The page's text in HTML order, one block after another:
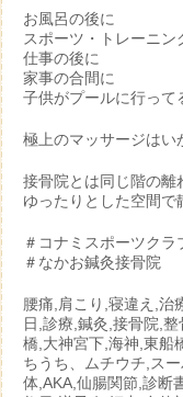
お風呂の後に
スポーツ・トレーニン
仕事の後に
家事の合間に
子供がプールに行って
極上のマッサージはい
接骨院とは同じ階の離
ゆったりとした空間で
＃コナミスポーツクラ
＃なかお鍼灸接骨院
腰痛,肩こり,寝違え,治
日,診療,鍼灸,接骨院,
橋,大神宮下,海神,東船
ちうち、ムチウチ,ス
体,AKA,仙腸関節,診断